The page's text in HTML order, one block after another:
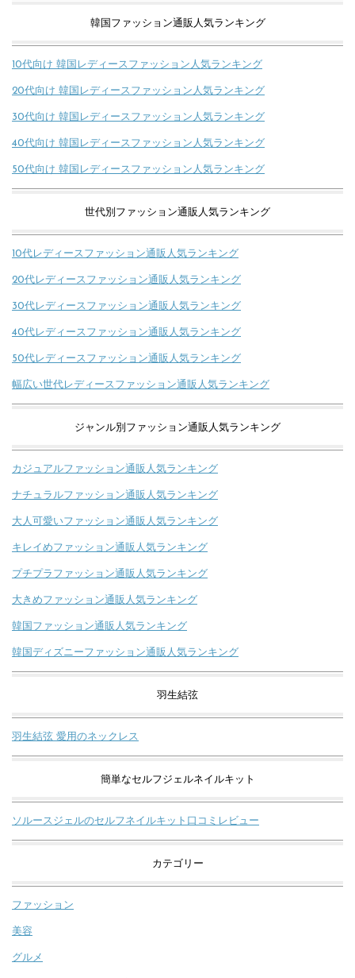
韓国ファッション通販人気ランキング
10代向け 韓国レディースファッション人気ランキング
20代向け 韓国レディースファッション人気ランキング
30代向け 韓国レディースファッション人気ランキング
40代向け 韓国レディースファッション人気ランキング
50代向け 韓国レディースファッション人気ランキング
世代別ファッション通販人気ランキング
10代レディースファッション通販人気ランキング
20代レディースファッション通販人気ランキング
30代レディースファッション通販人気ランキング
40代レディースファッション通販人気ランキング
50代レディースファッション通販人気ランキング
幅広い世代レディースファッション通販人気ランキング
ジャンル別ファッション通販人気ランキング
カジュアルファッション通販人気ランキング
ナチュラルファッション通販人気ランキング
大人可愛いファッション通販人気ランキング
キレイめファッション通販人気ランキング
プチプラファッション通販人気ランキング
大きめファッション通販人気ランキング
韓国ファッション通販人気ランキング
韓国ディズニーファッション通販人気ランキング
羽生結弦
羽生結弦 愛用のネックレス
簡単なセルフジェルネイルキット
ソルースジェルのセルフネイルキット口コミレビュー
カテゴリー
ファッション
美容
グルメ